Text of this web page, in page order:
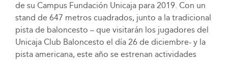
de su Campus Fundación Unicaja para 2019. Con un
stand de 647 metros cuadrados, junto a la tradicional
pista de baloncesto – que visitarán los jugadores del
Unicaja Club Baloncesto el día 26 de diciembre- y la
pista americana, este año se estrenan actividades